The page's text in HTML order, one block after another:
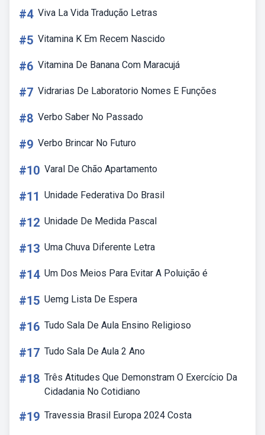
#4 Viva La Vida Tradução Letras
#5 Vitamina K Em Recem Nascido
#6 Vitamina De Banana Com Maracujá
#7 Vidrarias De Laboratorio Nomes E Funções
#8 Verbo Saber No Passado
#9 Verbo Brincar No Futuro
#10 Varal De Chão Apartamento
#11 Unidade Federativa Do Brasil
#12 Unidade De Medida Pascal
#13 Uma Chuva Diferente Letra
#14 Um Dos Meios Para Evitar A Poluição é
#15 Uemg Lista De Espera
#16 Tudo Sala De Aula Ensino Religioso
#17 Tudo Sala De Aula 2 Ano
#18 Três Atitudes Que Demonstram O Exercício Da
Cidadania No Cotidiano
#19 Travessia Brasil Europa 2024 Costa